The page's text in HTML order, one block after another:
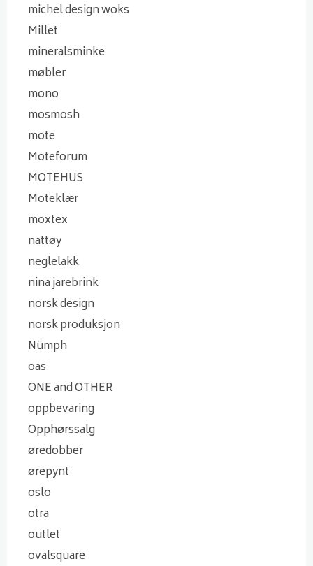
michel design woks
Millet
mineralsminke
møbler
mono
mosmosh
mote
Moteforum
MOTEHUS
Moteklær
moxtex
nattøy
neglelakk
nina jarebrink
norsk design
norsk produksjon
Nümph
oas
ONE and OTHER
oppbevaring
Opphørssalg
øredobber
ørepynt
oslo
otra
outlet
ovalsquare